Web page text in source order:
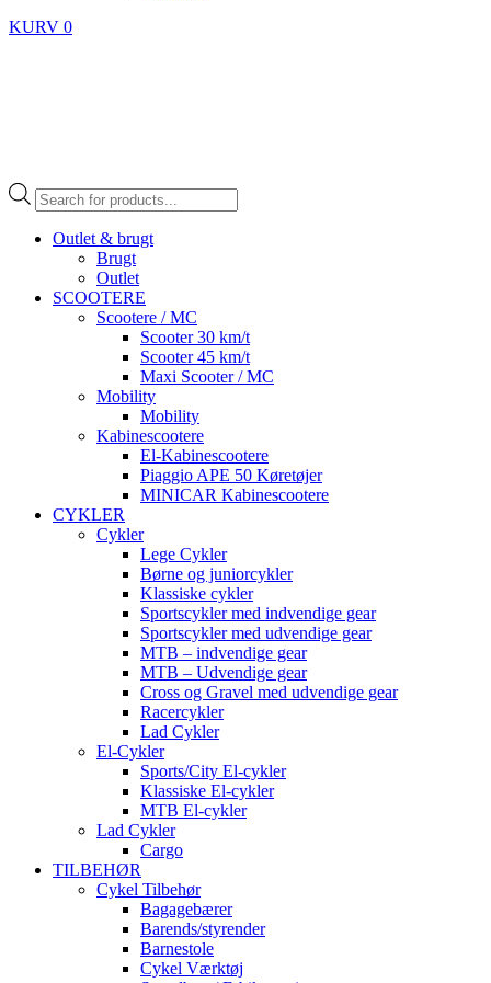
KURV 0
Products
search
Outlet & brugt
Brugt
Outlet
SCOOTERE
Scootere / MC
Scooter 30 km/t
Scooter 45 km/t
Maxi Scooter / MC
Mobility
Mobility
Kabinescootere
El-Kabinescootere
Piaggio APE 50 Køretøjer
MINICAR Kabinescootere
CYKLER
Cykler
Lege Cykler
Børne og juniorcykler
Klassiske cykler
Sportscykler med indvendige gear
Sportscykler med udvendige gear
MTB – indvendige gear
MTB – Udvendige gear
Cross og Gravel med udvendige gear
Racercykler
Lad Cykler
El-Cykler
Sports/City El-cykler
Klassiske El-cykler
MTB El-cykler
Lad Cykler
Cargo
TILBEHØR
Cykel Tilbehør
Bagagebærer
Barends/styrender
Barnestole
Cykel Værktøj